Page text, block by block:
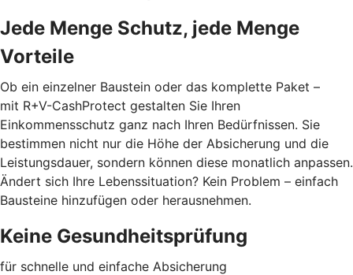
Jede Menge Schutz, jede Menge
Vorteile
Ob ein einzelner Baustein oder das komplette Paket –
mit R+V-CashProtect gestalten Sie Ihren
Einkommensschutz ganz nach Ihren Bedürfnissen. Sie
bestimmen nicht nur die Höhe der Absicherung und die
Leistungsdauer, sondern können diese monatlich anpassen.
Ändert sich Ihre Lebenssituation? Kein Problem – einfach
Bausteine hinzufügen oder herausnehmen.
Keine Gesundheitsprüfung
für schnelle und einfache Absicherung